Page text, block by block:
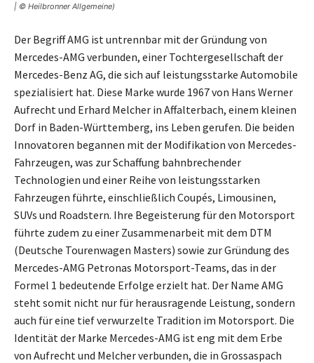
| © Heilbronner Allgemeine)
Der Begriff AMG ist untrennbar mit der Gründung von
Mercedes-AMG verbunden, einer Tochtergesellschaft der
Mercedes-Benz AG, die sich auf leistungsstarke Automobile
spezialisiert hat. Diese Marke wurde 1967 von Hans Werner
Aufrecht und Erhard Melcher in Affalterbach, einem kleinen
Dorf in Baden-Württemberg, ins Leben gerufen. Die beiden
Innovatoren begannen mit der Modifikation von Mercedes-
Fahrzeugen, was zur Schaffung bahnbrechender
Technologien und einer Reihe von leistungsstarken
Fahrzeugen führte, einschließlich Coupés, Limousinen,
SUVs und Roadstern. Ihre Begeisterung für den Motorsport
führte zudem zu einer Zusammenarbeit mit dem DTM
(Deutsche Tourenwagen Masters) sowie zur Gründung des
Mercedes-AMG Petronas Motorsport-Teams, das in der
Formel 1 bedeutende Erfolge erzielt hat. Der Name AMG
steht somit nicht nur für herausragende Leistung, sondern
auch für eine tief verwurzelte Tradition im Motorsport. Die
Identität der Marke Mercedes-AMG ist eng mit dem Erbe
von Aufrecht und Melcher verbunden, die in Grossaspach